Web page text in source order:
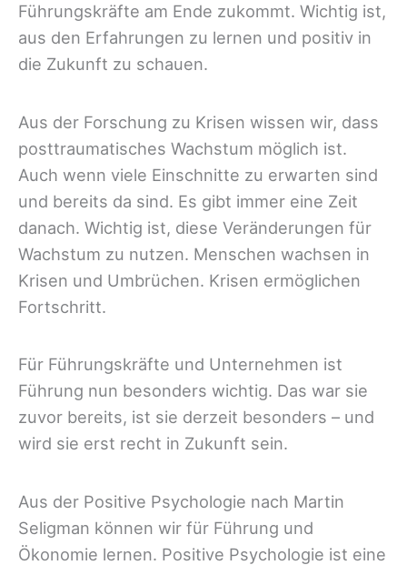
Führungskräfte am Ende zukommt. Wichtig ist,
aus den Erfahrungen zu lernen und positiv in
die Zukunft zu schauen.
Aus der Forschung zu Krisen wissen wir, dass
posttraumatisches Wachstum möglich ist.
Auch wenn viele Einschnitte zu erwarten sind
und bereits da sind. Es gibt immer eine Zeit
danach. Wichtig ist, diese Veränderungen für
Wachstum zu nutzen. Menschen wachsen in
Krisen und Umbrüchen. Krisen ermöglichen
Fortschritt.
Für Führungskräfte und Unternehmen ist
Führung nun besonders wichtig. Das war sie
zuvor bereits, ist sie derzeit besonders – und
wird sie erst recht in Zukunft sein.
Aus der Positive Psychologie nach Martin
Seligman können wir für Führung und
Ökonomie lernen. Positive Psychologie ist eine